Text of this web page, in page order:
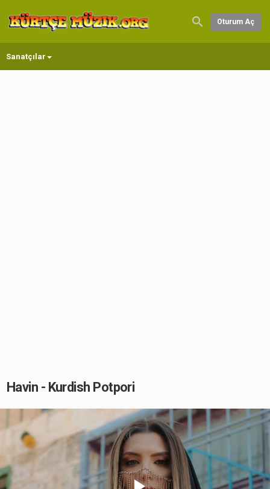
Oturum Aç
Sanatçılar
Havin​ - Kurdish​​​ Potpori